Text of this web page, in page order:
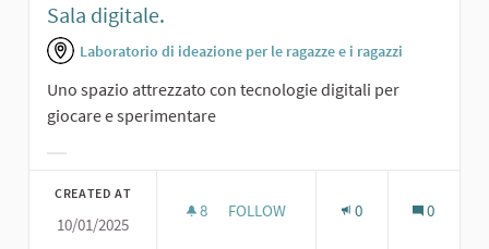
Sala digitale.
Laboratorio di ideazione per le ragazze e i ragazzi
Uno spazio attrezzato con tecnologie digitali per
giocare e sperimentare
CREATED AT
10/01/2025
8 8 FOLLOWERS
FOLLOW 0 0